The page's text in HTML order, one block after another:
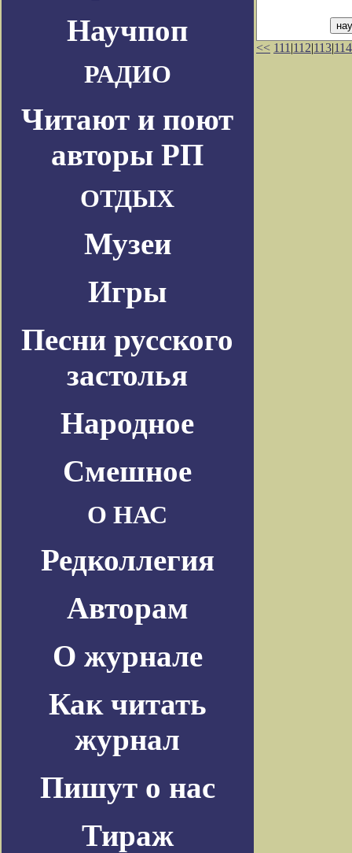
Научпоп
РАДИО
Читают и поют
авторы РП
ОТДЫХ
Музеи
Игры
Песни русского
застолья
Народное
Смешное
О НАС
Редколлегия
Авторам
О журнале
Как читать
журнал
Пишут о нас
Тираж
<< 111 |112|113|114